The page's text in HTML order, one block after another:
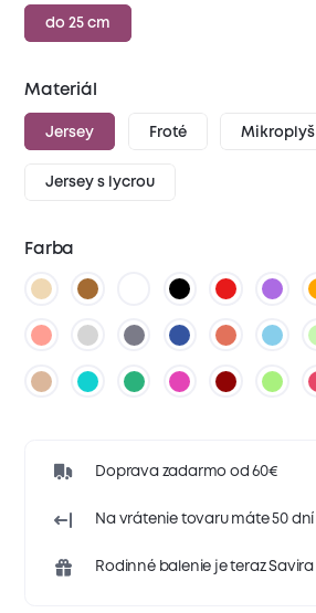
do 25 cm
Materiál
Jersey Froté Mikroplyš
Jersey s lycrou
Farba
Doprava zadarmo od 60€
Na vrátenie tovaru máte 50 dní
Rodinné balenie je teraz Savira